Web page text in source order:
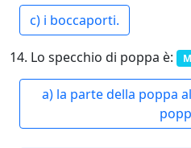
c) i boccaporti.
14. Lo specchio di poppa è:
a) la parte della poppa